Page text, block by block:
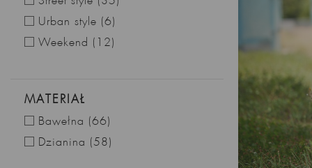
Urban style (6)
Weekend (12)
MATERIAŁ
Bawełna (66)
Dzianina (58)